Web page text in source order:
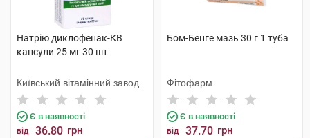
Натрію диклофенак-КВ
капсули 25 мг 30 шт
Київський вітамінний завод
Є в наявності
від 36.80 грн
Бом-Бенге мазь 30 г 1 туба
Фітофарм
Є в наявності
від 37.70 грн